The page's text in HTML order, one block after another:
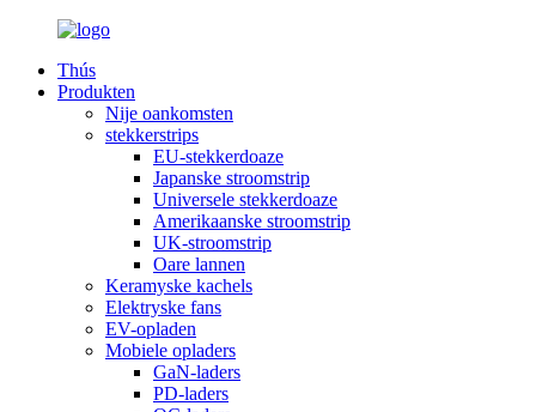
Thús
Produkten
Nije oankomsten
stekkerstrips
EU-stekkerdoaze
Japanske stroomstrip
Universele stekkerdoaze
Amerikaanske stroomstrip
UK-stroomstrip
Oare lannen
Keramyske kachels
Elektryske fans
EV-opladen
Mobiele opladers
GaN-laders
PD-laders